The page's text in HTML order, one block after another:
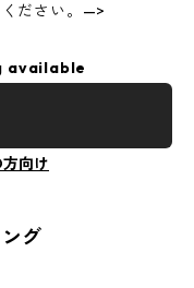
ださい。—>
available
向け
グ